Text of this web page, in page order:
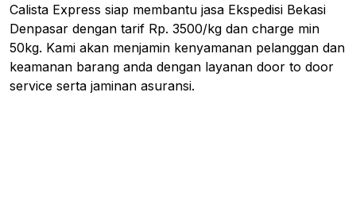
Calista Express siap membantu jasa Ekspedisi Bekasi
Denpasar dengan tarif Rp. 3500/kg dan charge min
50kg. Kami akan menjamin kenyamanan pelanggan dan
keamanan barang anda dengan layanan door to door
service serta jaminan asuransi.